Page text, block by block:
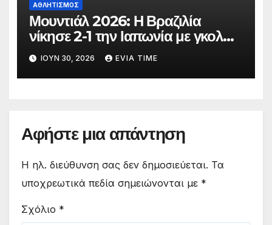
ΑΘΛΗΤΙΣΜΟΣ
Μουντιάλ 2026: Η Βραζιλία
νίκησε 2-1 την Ιαπωνία με γκολ
στο 90′ λεπτό
ΙΟΎΝ 30, 2026 EVIA TIME
Αφήστε μια απάντηση
Η ηλ. διεύθυνση σας δεν δημοσιεύεται. Τα
υποχρεωτικά πεδία σημειώνονται με *
Σχόλιο *